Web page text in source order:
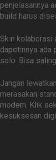
penjelasannya
build harus
Skin kolaborasi
dapetinnya ada
solo. Bisa
Jangan
merasakan
modern. Klik
kesuksesan